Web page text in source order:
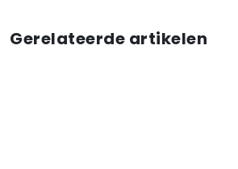
Gerelateerde artikelen